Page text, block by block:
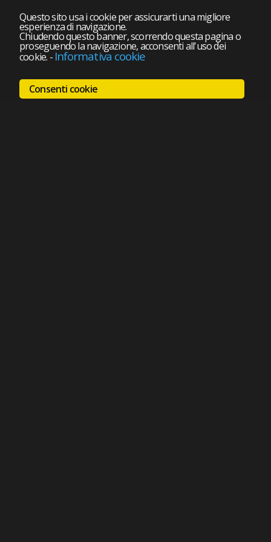
Questo sito usa i cookie per assicurarti una migliore
esperienza di navigazione.
Chiudendo questo banner, scorrendo questa pagina o
proseguendo la navigazione, acconsenti all'uso dei
cookie. - Informativa cookie
Consenti cookie